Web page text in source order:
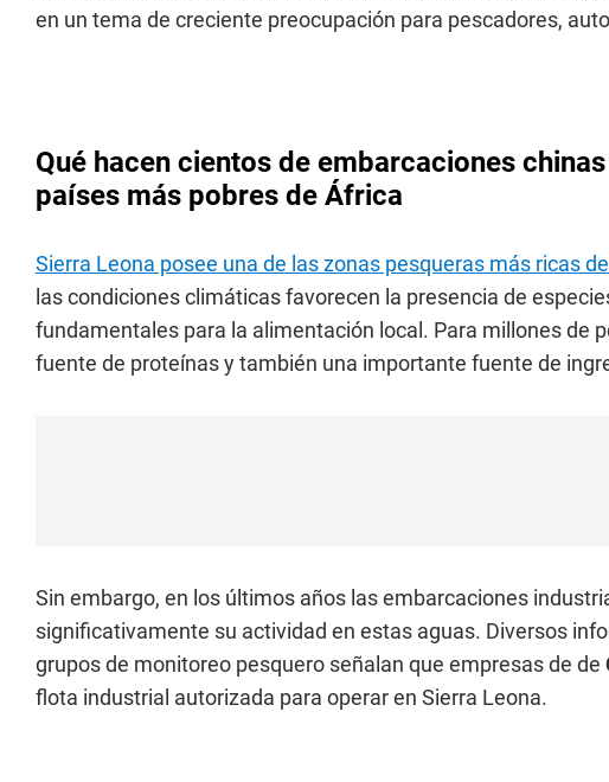
en un tema de creciente preocupación para pescadores,
Qué hacen cientos de embarcaciones
países más pobres de África
Sierra Leona posee una de las zonas pesqueras más ricas
las condiciones climáticas favorecen la presencia de
fundamentales para la alimentación local. Para millones de
fuente de proteínas y también una importante fuente de
Sin embargo, en los últimos años las embarcaciones
significativamente su actividad en estas aguas. Diversos
grupos de monitoreo pesquero señalan que empresas de de
flota industrial autorizada para operar en Sierra Leona.